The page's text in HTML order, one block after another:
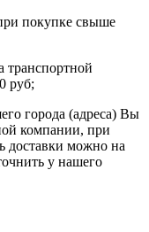
покупке свыше
транспортной
руб;
города (адреса) Вы
компании, при
доставки можно на
у нашего